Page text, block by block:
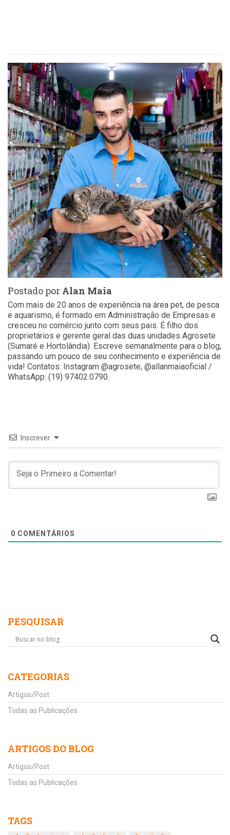
Postado por Alan Maia
Com mais de 20 anos de experiência na área pet, de pesca
e aquarismo, é formado em Administração de Empresas e
cresceu no comércio junto com seus pais. É filho dos
proprietários e gerente geral das duas unidades Agrosete
(Sumaré e Hortolândia). Escreve semanalmente para o blog,
passando um pouco de seu conhecimento e experiência de
vida! Contatos: Instagram @agrosete, @allanmaiaoficial /
WhatsApp: (19) 97402.0790.
Inscrever
0 COMENTÁRIOS
PESQUISAR
CATEGORIAS
Artigos/Post
Todas as Publicações
ARTIGOS DO BLOG
Artigos/Post
Todas as Publicações
TAGS